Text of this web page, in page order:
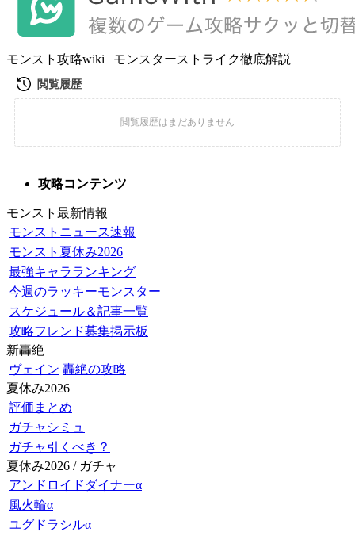
モンスト攻略wiki | モンスターストライク徹底解説
攻略コンテンツ
モンスト最新情報
モンストニュース速報
モンスト夏休み2026
最強キャラランキング
今週のラッキーモンスター
スケジュール＆記事一覧
攻略フレンド募集掲示板
新轟絶
ヴェイン 轟絶の攻略
夏休み2026
評価まとめ
ガチャシミュ
ガチャ引くべき？
夏休み2026 / ガチャ
アンドロイドダイナーα
風火輪α
ユグドラシルα